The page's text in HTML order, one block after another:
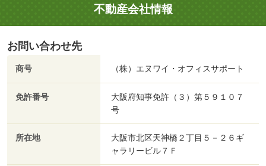
不動産会社情報
お問い合わせ先
商号 （株）エヌワイ・オフィスサポート
免許番号
大阪府知事免許（３）第５９１０７
号
所在地
大阪市北区天神橋２丁目５－２６ギ
ャラリービル７Ｆ